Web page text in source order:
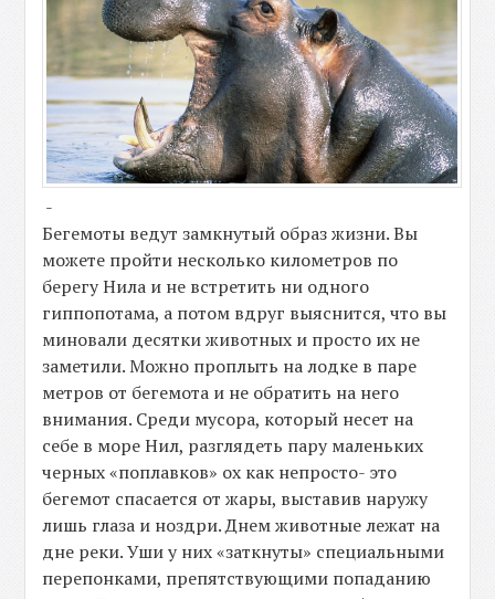
-
Бегемоты ведут замкнутый образ жизни. Вы
можете пройти несколько километров по
берегу Нила и не встретить ни одного
гиппопотама, а потом вдруг выяснится, что вы
миновали десятки животных и просто их не
заметили. Можно проплыть на лодке в паре
метров от бегемота и не обратить на него
внимания. Среди мусора, который несет на
себе в море Нил, разглядеть пару маленьких
черных «поплавков» ох как непросто- это
бегемот спасается от жары, выставив наружу
лишь глаза и ноздри. Днем животные лежат на
дне реки. Уши у них «заткнуты» специальными
перепонками, препятствующими попаданию